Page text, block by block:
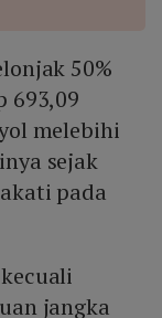
50%
693,09
melebihi
sejak
pada
jangka